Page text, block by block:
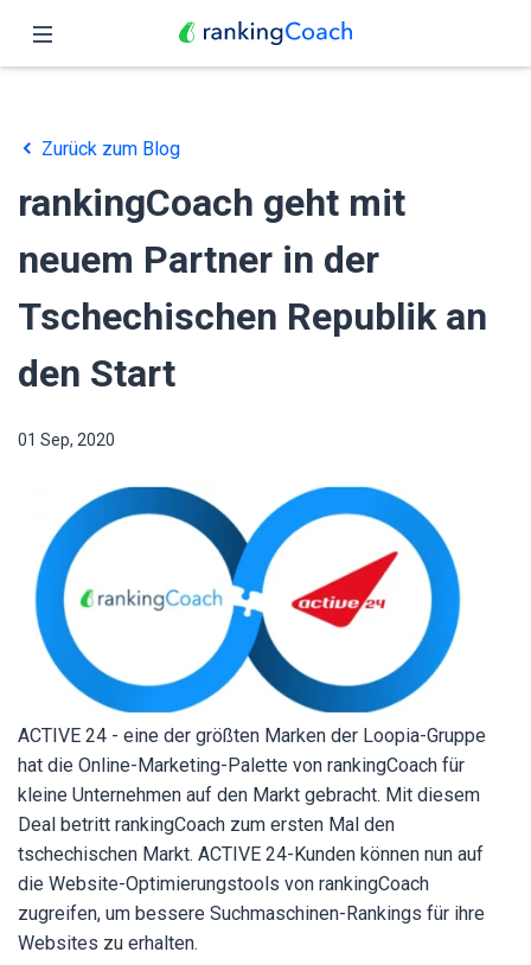
Funktionen
Preise
Partner
Blog
Deutsch
Zurück zum Blog
rankingCoach geht mit
neuem Partner in der
Tschechischen Republik an
den Start
01 Sep, 2020
ACTIVE 24 - eine der größten Marken der Loopia-Gruppe
hat die Online-Marketing-Palette von rankingCoach für
kleine Unternehmen auf den Markt gebracht. Mit diesem
Deal betritt rankingCoach zum ersten Mal den
tschechischen Markt. ACTIVE 24-Kunden können nun auf
die Website-Optimierungstools von rankingCoach
zugreifen, um bessere Suchmaschinen-Rankings für ihre
Websites zu erhalten.